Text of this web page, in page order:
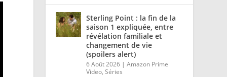
Sterling Point : la fin de la
saison 1 expliquée, entre
révélation familiale et
changement de vie
(spoilers alert)
6 Août 2026 |Amazon Prime
Video,Séries